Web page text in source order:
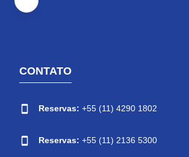
CONTATO
Reservas: +55 (11) 4290 1802
Reservas: +55 (11) 2136 5300